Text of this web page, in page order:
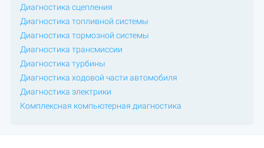
Диагностика сцепления
Диагностика топливной системы
Диагностика тормозной системы
Диагностика трансмиссии
Диагностика турбины
Диагностика ходовой части автомобиля
Диагностика электрики
Комплексная компьютерная диагностика